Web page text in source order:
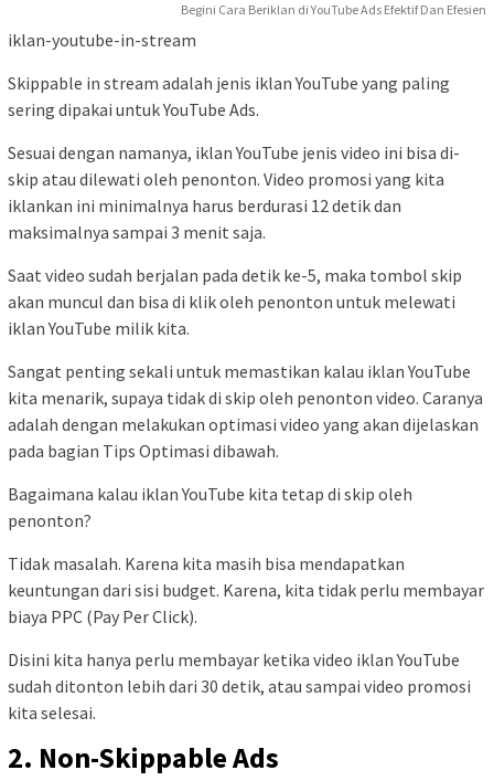
Begini Cara Beriklan di YouTube Ads Efektif Dan Efesien
iklan-youtube-in-stream
Skippable in stream adalah jenis iklan YouTube yang paling
sering dipakai untuk YouTube Ads.
Sesuai dengan namanya, iklan YouTube jenis video ini bisa di-
skip atau dilewati oleh penonton. Video promosi yang kita
iklankan ini minimalnya harus berdurasi 12 detik dan
maksimalnya sampai 3 menit saja.
Saat video sudah berjalan pada detik ke-5, maka tombol skip
akan muncul dan bisa di klik oleh penonton untuk melewati
iklan YouTube milik kita.
Sangat penting sekali untuk memastikan kalau iklan YouTube
kita menarik, supaya tidak di skip oleh penonton video. Caranya
adalah dengan melakukan optimasi video yang akan dijelaskan
pada bagian Tips Optimasi dibawah.
Bagaimana kalau iklan YouTube kita tetap di skip oleh
penonton?
Tidak masalah. Karena kita masih bisa mendapatkan
keuntungan dari sisi budget. Karena, kita tidak perlu membayar
biaya PPC (Pay Per Click).
Disini kita hanya perlu membayar ketika video iklan YouTube
sudah ditonton lebih dari 30 detik, atau sampai video promosi
kita selesai.
2. Non-Skippable Ads